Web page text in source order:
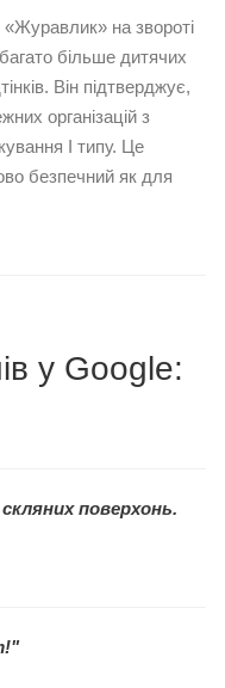
на звороті
більше дитячих
Він підтверджує,
організацій з
I типу. Це
безпечний як для
у Google:
поверхонь.